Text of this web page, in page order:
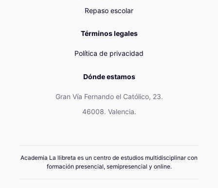
Repaso escolar
Términos legales
Política de privacidad
Dónde estamos
Gran Vía Fernando el Católico, 23.
46008. Valencia.
Academia La llibreta es un centro de estudios multidisciplinar con
formación presencial, semipresencial y online.